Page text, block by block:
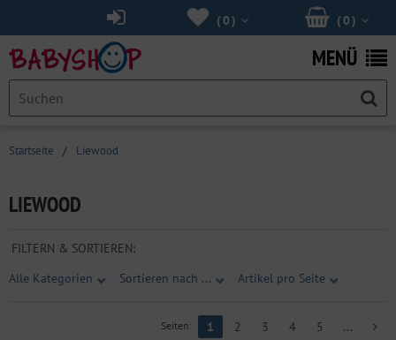
(0 )
(0 )
MENÜ
Startseite / Liewood
LIEWOOD
FILTERN & SORTIEREN:
Alle Kategorien
Sortieren nach ... Artikel pro Seite
Seiten: 1 2 3 4 5 ...